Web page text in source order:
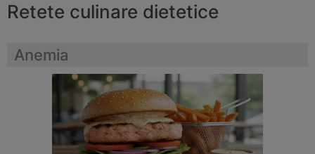
Retete culinare dietetice
Anemia